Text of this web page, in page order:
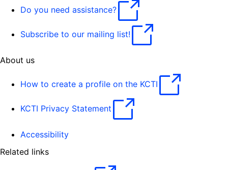
Do you need assistance?
Subscribe to our mailing list!
About us
How to create a profile on the KCTI
KCTI Privacy Statement
Accessibility
Related links